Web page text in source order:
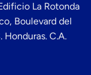
La Rotonda
Boulevard del
Honduras. C.A.